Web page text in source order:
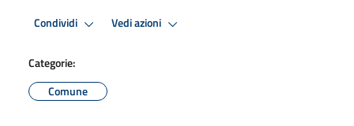
Condividi Vedi azioni
Categorie:
Comune